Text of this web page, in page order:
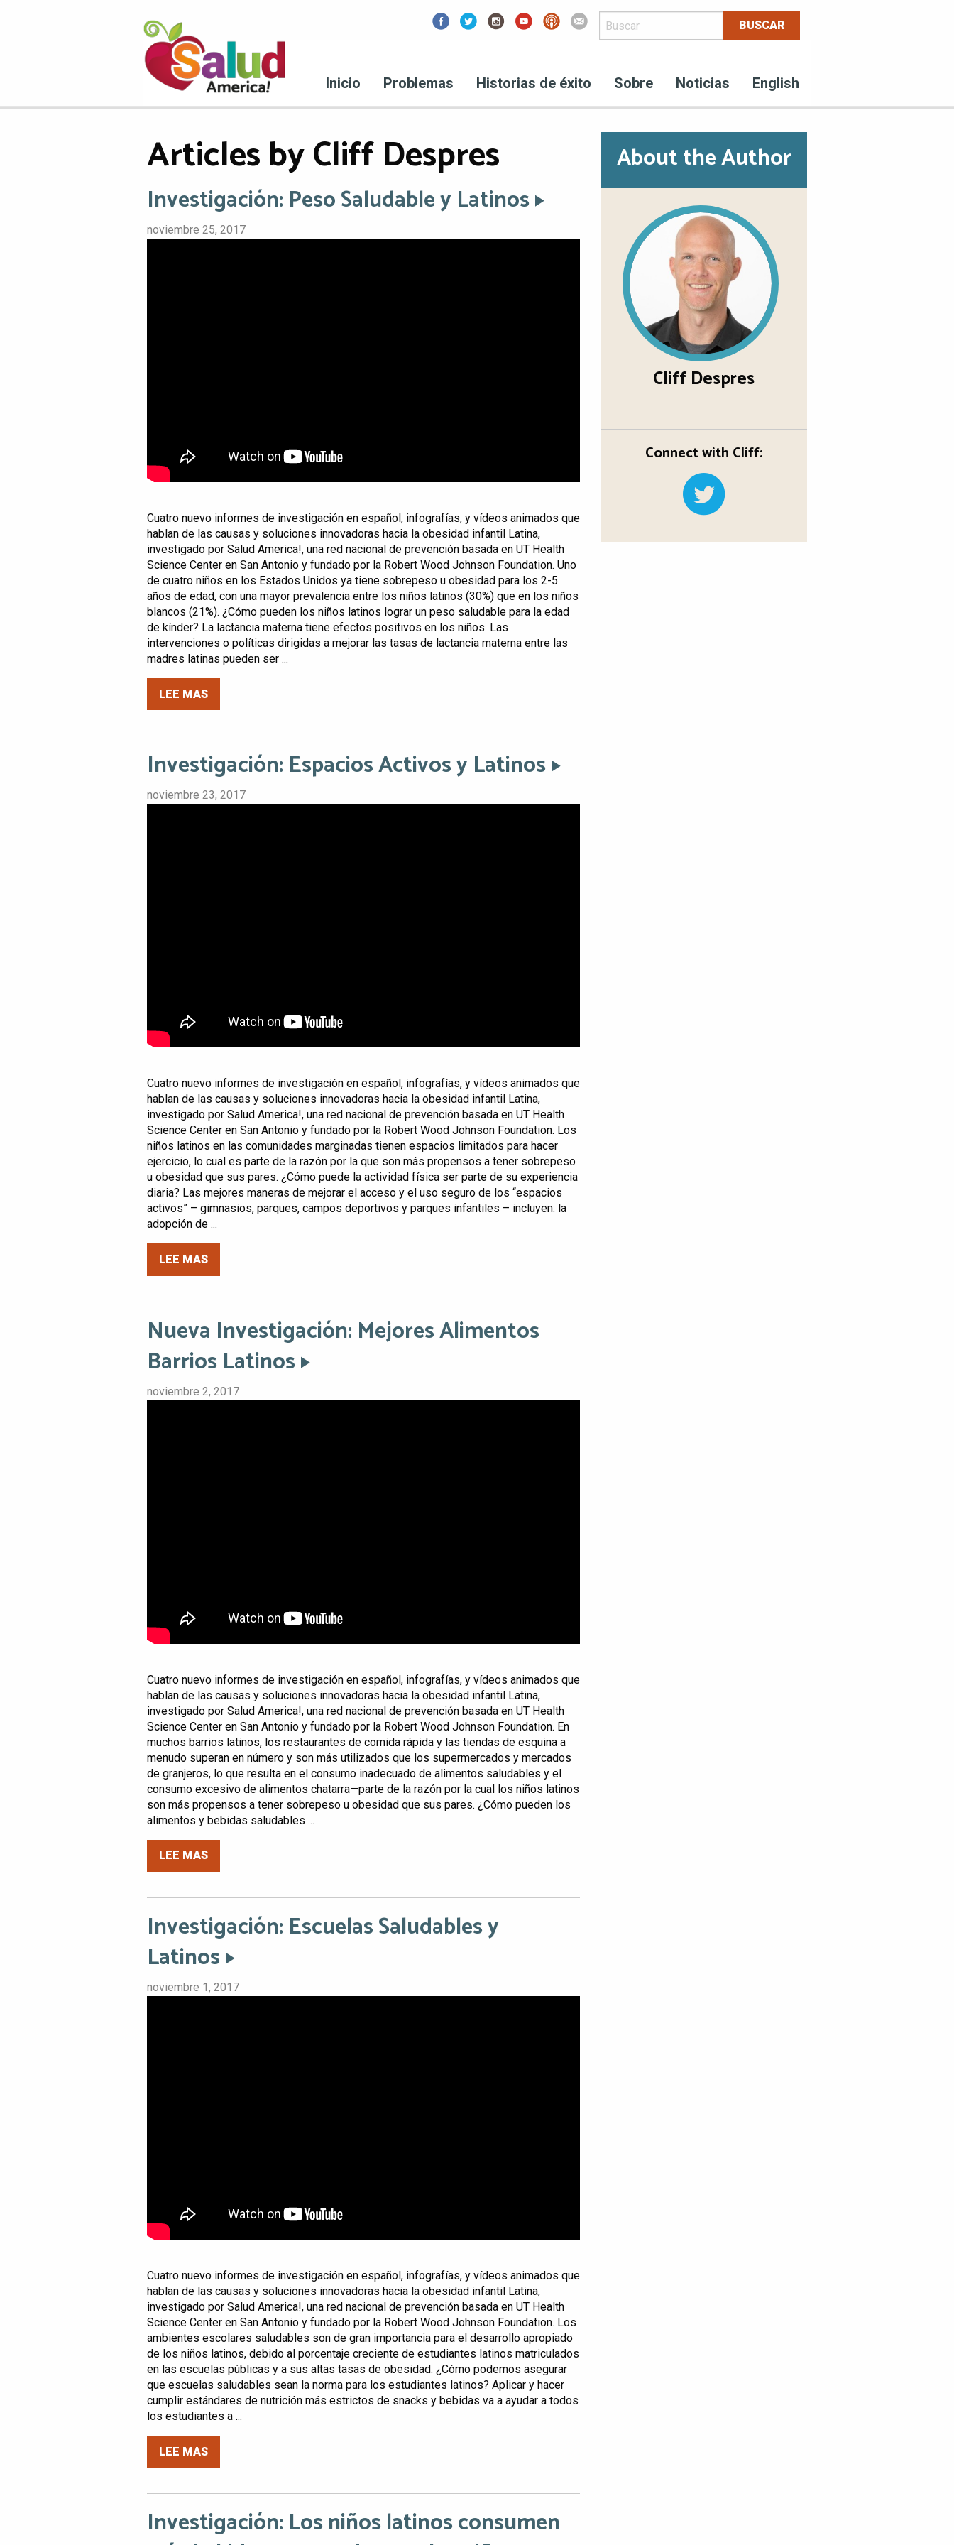
Inicio Problemas Historias de éxito Sobre Noticias English
About the Author
Cliff Despres
Connect with Cliff:
Articles by Cliff Despres
Investigación: Peso Saludable y Latinos
noviembre 25, 2017
Cuatro nuevo informes de investigación en español, infografías, y vídeos animados que
hablan de las causas y soluciones innovadoras hacia la obesidad infantil Latina,
investigado por Salud America!, una red nacional de prevención basada en UT Health
Science Center en San Antonio y fundado por la Robert Wood Johnson Foundation. Uno
de cuatro niños en los Estados Unidos ya tiene sobrepeso u obesidad para los 2-5
años de edad, con una mayor prevalencia entre los niños latinos (30%) que en los niños
blancos (21%). ¿Cómo pueden los niños latinos lograr un peso saludable para la edad
de kínder? La lactancia materna tiene efectos positivos en los niños. Las
intervenciones o políticas dirigidas a mejorar las tasas de lactancia materna entre las
madres latinas pueden ser ...
LEE MAS
Investigación: Espacios Activos y Latinos
noviembre 23, 2017
Cuatro nuevo informes de investigación en español, infografías, y vídeos animados que
hablan de las causas y soluciones innovadoras hacia la obesidad infantil Latina,
investigado por Salud America!, una red nacional de prevención basada en UT Health
Science Center en San Antonio y fundado por la Robert Wood Johnson Foundation. Los
niños latinos en las comunidades marginadas tienen espacios limitados para hacer
ejercicio, lo cual es parte de la razón por la que son más propensos a tener sobrepeso
u obesidad que sus pares. ¿Cómo puede la actividad física ser parte de su experiencia
diaria? Las mejores maneras de mejorar el acceso y el uso seguro de los “espacios
activos” – gimnasios, parques, campos deportivos y parques infantiles – incluyen: la
adopción de ...
LEE MAS
Nueva Investigación: Mejores Alimentos
Barrios Latinos
noviembre 2, 2017
Cuatro nuevo informes de investigación en español, infografías, y vídeos animados que
hablan de las causas y soluciones innovadoras hacia la obesidad infantil Latina,
investigado por Salud America!, una red nacional de prevención basada en UT Health
Science Center en San Antonio y fundado por la Robert Wood Johnson Foundation. En
muchos barrios latinos, los restaurantes de comida rápida y las tiendas de esquina a
menudo superan en número y son más utilizados que los supermercados y mercados
de granjeros, lo que resulta en el consumo inadecuado de alimentos saludables y el
consumo excesivo de alimentos chatarra—parte de la razón por la cual los niños latinos
son más propensos a tener sobrepeso u obesidad que sus pares. ¿Cómo pueden los
alimentos y bebidas saludables ...
LEE MAS
Investigación: Escuelas Saludables y
Latinos
noviembre 1, 2017
Cuatro nuevo informes de investigación en español, infografías, y vídeos animados que
hablan de las causas y soluciones innovadoras hacia la obesidad infantil Latina,
investigado por Salud America!, una red nacional de prevención basada en UT Health
Science Center en San Antonio y fundado por la Robert Wood Johnson Foundation. Los
ambientes escolares saludables son de gran importancia para el desarrollo apropiado
de los niños latinos, debido al porcentaje creciente de estudiantes latinos matriculados
en las escuelas públicas y a sus altas tasas de obesidad. ¿Cómo podemos asegurar
que escuelas saludables sean la norma para los estudiantes latinos? Aplicar y hacer
cumplir estándares de nutrición más estrictos de snacks y bebidas va a ayudar a todos
los estudiantes a ...
LEE MAS
Investigación: Los niños latinos consumen